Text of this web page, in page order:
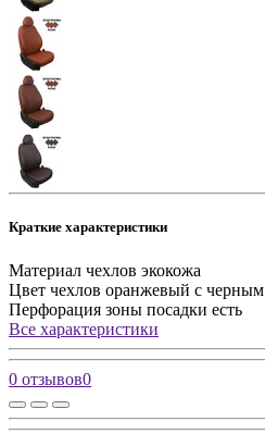
Краткие характеристики
Материал чехлов экокожа
Цвет чехлов оранжевый с черным
Перфорация зоны посадки есть
Все характеристики
0 отзывов0